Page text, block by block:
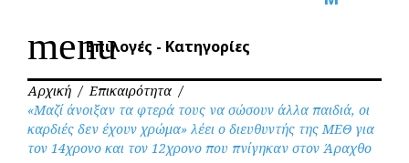
menuΕπιλογές - Κατηγορίες
Αρχική / Επικαιρότητα /
«Μαζί άνοιξαν τα φτερά τους να σώσουν άλλα παιδιά, οι
καρδιές δεν έχουν χρώμα» λέει ο διευθυντής της ΜΕΘ για
τον 14χρονο και τον 12χρονο που πνίγηκαν στον Άραχθο